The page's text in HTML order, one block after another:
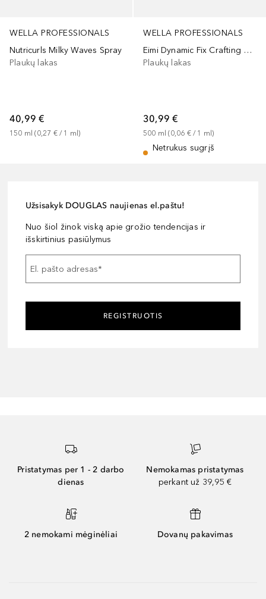
WELLA PROFESSIONALS
Nutricurls Milky Waves Spray
Plaukų lakas
40,99 €
150 ml (0,27 € / 1 ml)
WELLA PROFESSIONALS
Eimi Dynamic Fix Crafting Spray
Plaukų lakas
30,99 €
500 ml (0,06 € / 1 ml)
Netrukus sugrįš
Užsisakyk DOUGLAS naujienas el.paštu!
Nuo šiol žinok viską apie grožio tendencijas ir
išskirtinius pasiūlymus
El. pašto adresas*
REGISTRUOTIS
Pristatymas per 1 - 2 darbo
dienas
Nemokamas pristatymas
perkant už 39,95 €
2 nemokami mėginėliai Dovanų pakavimas